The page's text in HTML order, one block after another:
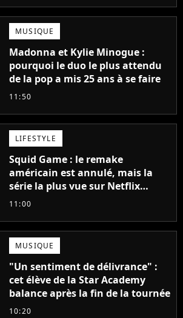
MUSIQUE
Madonna et Kylie Minogue :
pourquoi le duo le plus attendu
de la pop a mis 25 ans à se faire
11:50
LIFESTYLE
Squid Game : le remake
américain est annulé, mais la
série la plus vue sur Netflix
pourrait avoir une version
11:00
MUSIQUE
"Un sentiment de délivrance" :
cet élève de la Star Academy
balance après la fin de la tournée
10:20